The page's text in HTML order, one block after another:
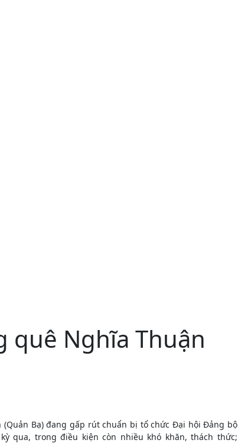
quê Nghĩa Thuận
Bạ) đang gấp rút chuẩn bị tổ chức Đại hội Đảng bộ
qua, trong điều kiện còn nhiều khó khăn, thách thức;